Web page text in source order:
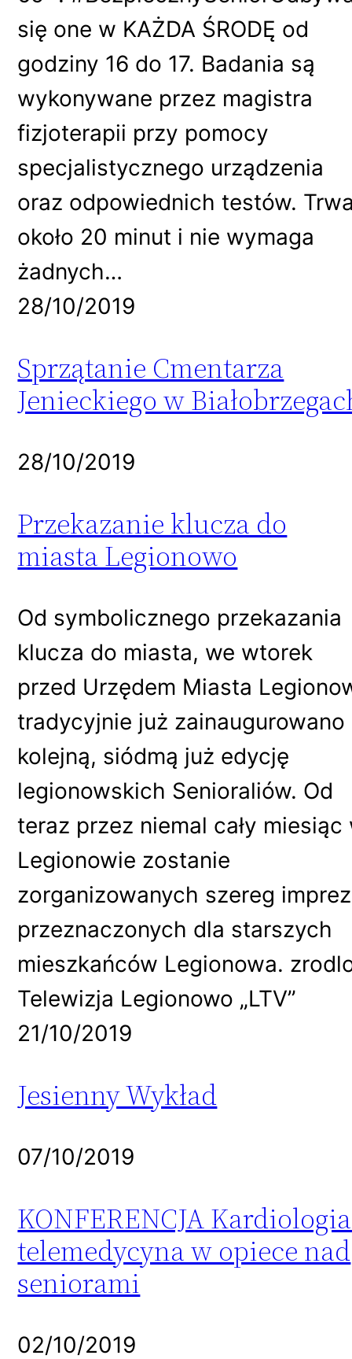
się one w KAŻDA ŚRODĘ od
godziny 16 do 17. Badania są
wykonywane przez magistra
fizjoterapii przy pomocy
specjalistycznego urządzenia
oraz odpowiednich testów.
około 20 minut i nie wymaga
żadnych…
28/10/2019
Sprzątanie Cmentarza
Jenieckiego w
28/10/2019
Przekazanie klucza do
miasta Legionowo
Od symbolicznego przekazania
klucza do miasta, we wtorek
przed Urzędem Miasta
tradycyjnie już zainaugurowano
kolejną, siódmą już edycję
legionowskich Senioraliów. Od
teraz przez niemal cały miesiąc
Legionowie zostanie
zorganizowanych szereg imprez
przeznaczonych dla starszych
mieszkańców Legionowa.
Telewizja Legionowo „LTV”
21/10/2019
Jesienny Wykład
07/10/2019
KONFERENCJA
telemedycyna w opiece nad
seniorami
02/10/2019